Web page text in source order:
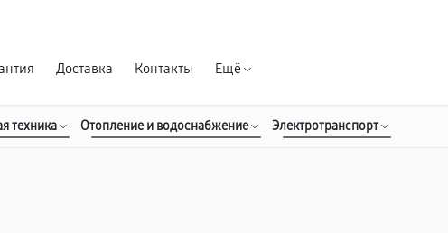
Доставка Контакты Ещё
техника Отопление и водоснабжение Электротранспорт